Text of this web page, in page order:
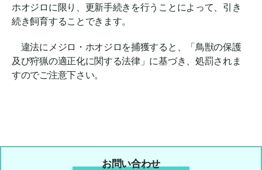
ホオジロに限り、更新手続きを行うことによって、引き
続き飼育することできます。
違法にメジロ・ホオジロを捕獲すると、「鳥獣の保護
及び狩猟の適正化に関する法律」に基づき、処罰されま
すのでご注意下さい。
お問い合わせ